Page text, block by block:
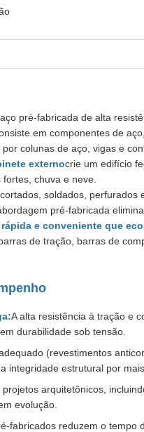
pré-fabricada de alta
em componentes de
colunas de aço, vigas e
externocrie um edifício
chuva e neve.
soldados, perfurados
pré-fabricada
e conveniente que
de tração, barras de
A alta resistência à tração e
durabilidade sob tensão.
(revestimentos
integridade estrutural por
arquitetônicos,
evolução.
fabricados reduzem o